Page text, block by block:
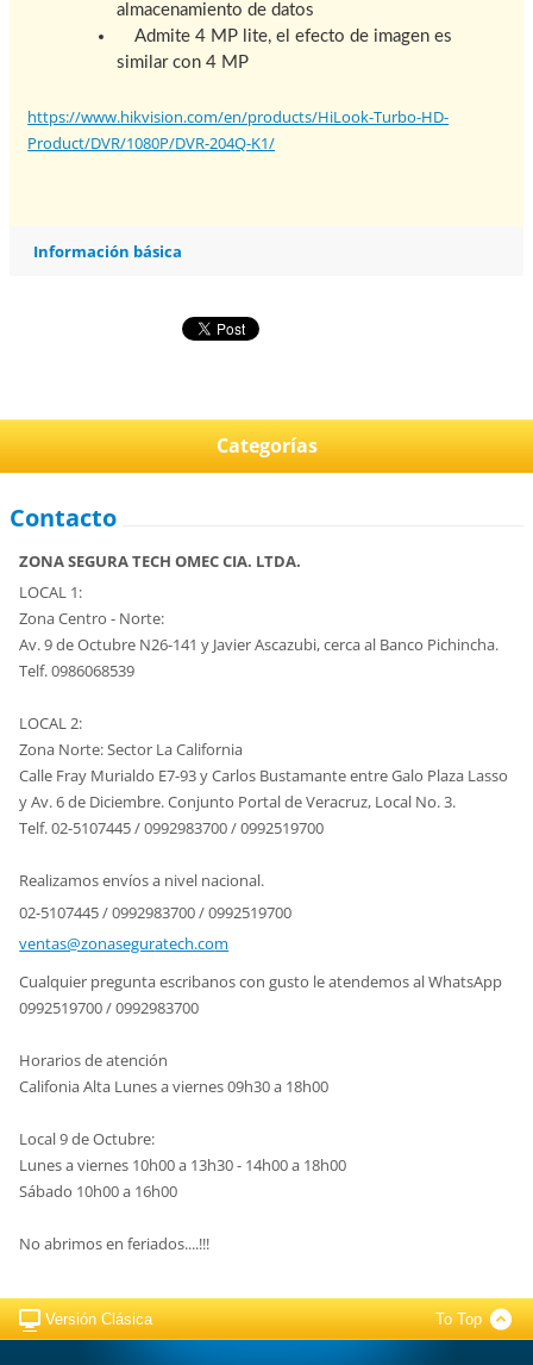
almacenamiento de datos
Admite 4 MP lite, el efecto de imagen es
similar con 4 MP
https://www.hikvision.com/en/products/HiLook-Turbo-HD-
Product/DVR/1080P/DVR-204Q-K1/
Información básica
Categorías
Contacto
ZONA SEGURA TECH OMEC CIA. LTDA.
LOCAL 1:
Zona Centro - Norte:
Av. 9 de Octubre N26-141 y Javier Ascazubi, cerca al Banco Pichincha.
Telf. 0986068539
LOCAL 2:
Zona Norte: Sector La California
Calle Fray Murialdo E7-93 y Carlos Bustamante entre Galo Plaza Lasso
y Av. 6 de Diciembre. Conjunto Portal de Veracruz, Local No. 3.
Telf. 02-5107445 / 0992983700 / 0992519700
Realizamos envíos a nivel nacional.
02-5107445 / 0992983700 / 0992519700
ventas@zonaseguratech.com
Cualquier pregunta escribanos con gusto le atendemos al WhatsApp
0992519700 / 0992983700
Horarios de atención
Califonia Alta Lunes a viernes 09h30 a 18h00
Local 9 de Octubre:
Lunes a viernes 10h00 a 13h30 - 14h00 a 18h00
Sábado 10h00 a 16h00
No abrimos en feriados....!!!
Versión Clásica To Top